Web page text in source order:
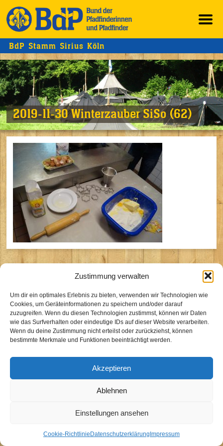
Zustimmung verwalten
Um dir ein optimales Erlebnis zu bieten, verwenden wir Technologien wie
Cookies, um Geräteinformationen zu speichern und/oder darauf
zuzugreifen. Wenn du diesen Technologien zustimmst, können wir Daten
wie das Surfverhalten oder eindeutige IDs auf dieser Website verarbeiten.
Wenn du deine Zustimmung nicht erteilst oder zurückziehst, können
bestimmte Merkmale und Funktionen beeinträchtigt werden.
Akzeptieren
Ablehnen
Einstellungen ansehen
Cookie-Richtlinie Datenschutzerklärung Impressum
BdP Stamm Sirius Köln
2019-11-30 Winterzauber SiSo (62)
BdP Stamm Sirius Köln
Kontakt
Impressum
Datenschutzhinweise